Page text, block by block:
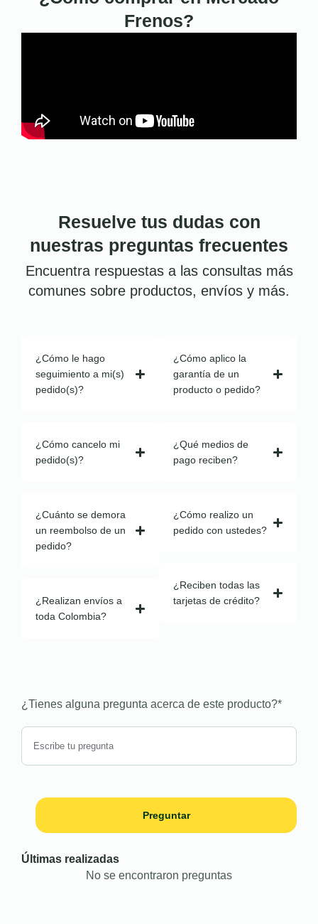
Frenos?
Resuelve tus dudas con
nuestras preguntas frecuentes
Encuentra respuestas a las consultas más
comunes sobre productos, envíos y más.
¿Cómo le hago
seguimiento a mi(s)
pedido(s)?
¿Cómo cancelo mi
pedido(s)?
¿Cuánto se demora
un reembolso de un
pedido?
¿Realizan envíos a
toda Colombia?
¿Cómo aplico la
garantía de un
producto o pedido?
¿Qué medios de
pago reciben?
¿Cómo realizo un
pedido con ustedes?
¿Reciben todas las
tarjetas de crédito?
¿Tienes alguna pregunta acerca de este producto?*
Preguntar
Últimas realizadas
No se encontraron preguntas